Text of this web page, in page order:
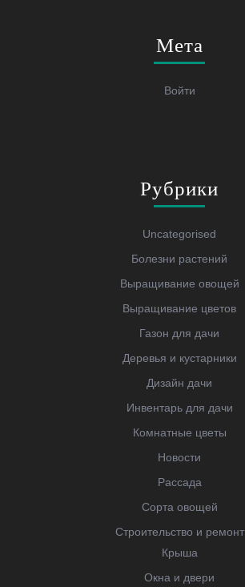
Мета
Войти
Рубрики
Uncategorised
Болезни растений
Выращивание овощей
Выращивание цветов
Газон для дачи
Деревья и кустарники
Дизайн дачи
Инвентарь для дачи
Комнатные цветы
Новости
Рассада
Сорта овощей
Строительство и ремонт
Крыша
Окна и двери